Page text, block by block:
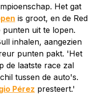
Het gat
is groot, en de Red
uit te lopen.
inhalen, aangezien
punten pakt. 'Het
de laatste race zal
tussen de auto's.
Pérez presteert.'